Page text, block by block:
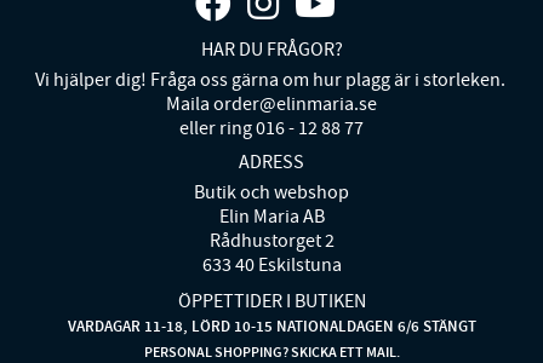
HAR DU FRÅGOR?
Vi hjälper dig! Fråga oss gärna om hur plagg är i storleken.
Maila order@elinmaria.se
eller ring 016 - 12 88 77
ADRESS
Butik och webshop
Elin Maria AB
Rådhustorget 2
633 40 Eskilstuna
ÖPPETTIDER I BUTIKEN
VARDAGAR 11-18, LÖRD 10-15 NATIONALDAGEN 6/6 STÄNGT
PERSONAL SHOPPING? SKICKA ETT MAIL.